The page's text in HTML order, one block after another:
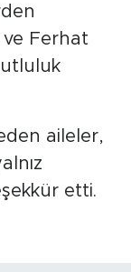
ve Ferhat
aileler,
etti.